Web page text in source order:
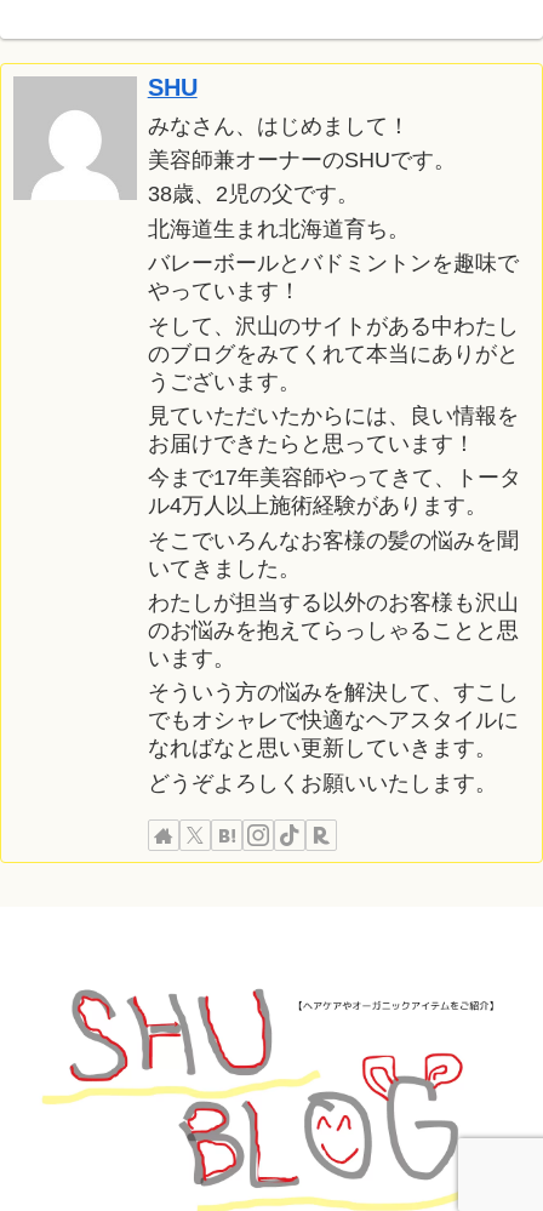
SHU
みなさん、はじめまして！
美容師兼オーナーのSHUです。
38歳、2児の父です。
北海道生まれ北海道育ち。
バレーボールとバドミントンを趣味で
やっています！
そして、沢山のサイトがある中わたし
のブログをみてくれて本当にありがと
うございます。
見ていただいたからには、良い情報を
お届けできたらと思っています！
今まで17年美容師やってきて、トータ
ル4万人以上施術経験があります。
そこでいろんなお客様の髪の悩みを聞
いてきました。
わたしが担当する以外のお客様も沢山
のお悩みを抱えてらっしゃることと思
います。
そういう方の悩みを解決して、すこし
でもオシャレで快適なヘアスタイルに
なればなと思い更新していきます。
どうぞよろしくお願いいたします。